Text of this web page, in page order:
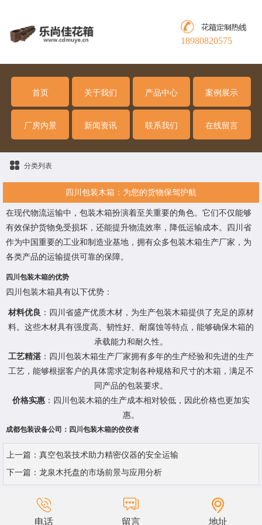
18980820575
首页 关于我们 产品中心 案例展示
厂房内景 新闻资讯 联系我们 在线留言
分类列表
四川包装木箱：为您的货物保驾护航
在现代物流运输中，包装木箱扮演着至关重要的角色。它们不仅能够
有效保护货物免受损坏，还能提升物流效率，降低运输成本。四川省
作为中国重要的工业和制造业基地，拥有众多包装木箱生产厂家，为
各类产品的运输提供可靠的保障。
四川包装木箱的优势
四川包装木箱具有以下优势：
材料优良 ：四川省盛产优质木材，为生产包装木箱提供了充足的原材
料。这些木材具有强度高、韧性好、耐腐蚀等特点，能够确保木箱的
承载能力和耐久性。
工艺精湛 ：四川包装木箱生产厂家拥有多年的生产经验和先进的生产
工艺，能够根据客户的具体需求定制各种规格和尺寸的木箱，满足不
同产品的包装要求。
价格实惠 ：四川包装木箱的生产成本相对较低，因此价格也更加实
惠。
成都包装设备公司：四川包装木箱的佼佼者
上一篇： 真空包装技术助力精密仪器的安全运输
下一篇： 龙泉木托盘的市场前景与应用分析
电话 留言 地址